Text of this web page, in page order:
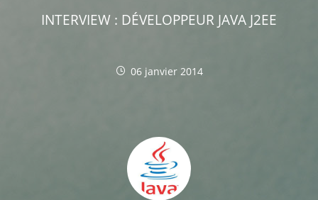
INTERVIEW : DÉVELOPPEUR JAVA J2EE
06 janvier 2014